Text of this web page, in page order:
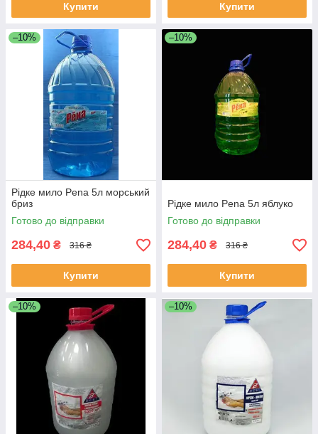
Купити Купити
–10%
Рідке мило Pena 5л морський
бриз
Готово до відправки
284,40 ₴ 316 ₴
Купити
–10%
Рідке мило Pena 5л яблуко
Готово до відправки
284,40 ₴ 316 ₴
Купити
–10% –10%